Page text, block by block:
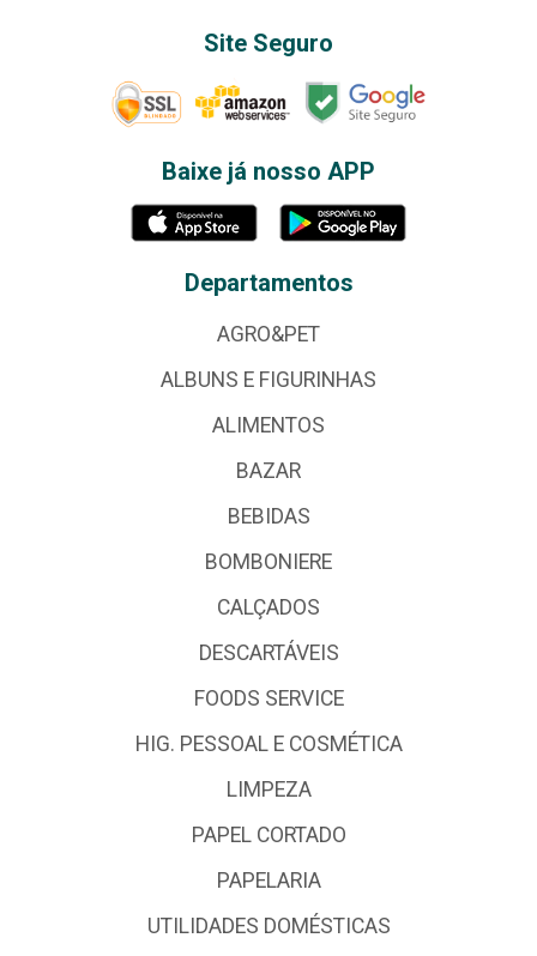
Site Seguro
Baixe já nosso APP
Departamentos
AGRO&PET
ALBUNS E FIGURINHAS
ALIMENTOS
BAZAR
BEBIDAS
BOMBONIERE
CALÇADOS
DESCARTÁVEIS
FOODS SERVICE
HIG. PESSOAL E COSMÉTICA
LIMPEZA
PAPEL CORTADO
PAPELARIA
UTILIDADES DOMÉSTICAS